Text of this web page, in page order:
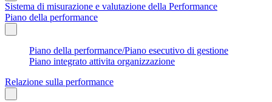
Sistema di misurazione e valutazione della Performance
Piano della performance
Piano della performance/Piano esecutivo di gestione
Piano integrato attivita organizzazione
Relazione sulla performance